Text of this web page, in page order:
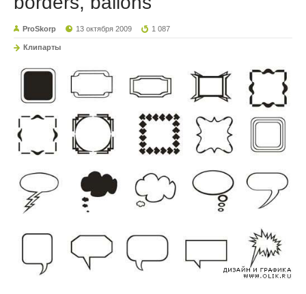
ProSkorp 13 октября 2009 1 087
Клипарты